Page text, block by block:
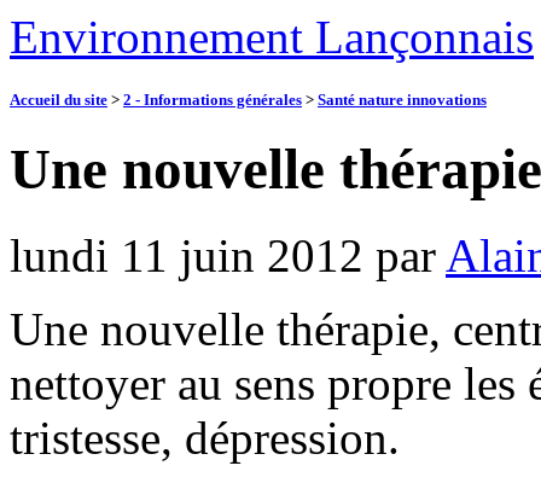
Environnement Lançonnais
Accueil du site > 2 - Informations générales > Santé nature innovations
Une nouvelle
lundi 11 juin 2012 par
Une nouvelle thérapie,
nettoyer au sens propre les
tristesse, dépression.